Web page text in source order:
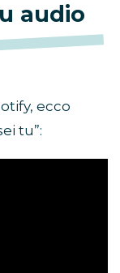
audio
ecco
tu”: